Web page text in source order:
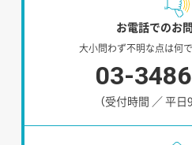
お電話でのお
大小問わず不明な点は何
03-
（受付時間 ／ 平日